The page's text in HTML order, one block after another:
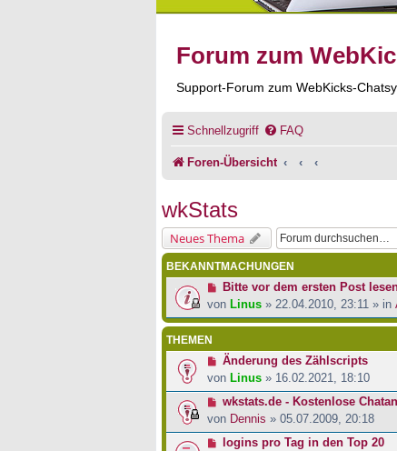
Forum zum
Support-Forum zum WebKicks-
Schnellzugriff FAQ
Foren-Übersicht
wkStats
Neues Thema
BEKANNTMACHUNGEN
Bitte vor dem ersten Post
von Linus » 22.04.2010, 23:11 » in
THEMEN
Änderung des Zählscripts
von Linus » 16.02.2021, 18:10
wkstats.de - Kostenlose
von Dennis » 05.07.2009, 20:18
logins pro Tag in den Top 20